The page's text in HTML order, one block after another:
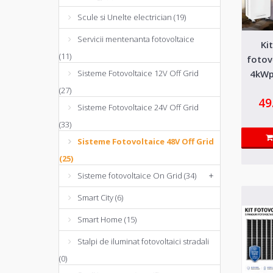
Scule si Unelte electrician (19)
Servicii mentenanta fotovoltaice
(11)
Sisteme Fotovoltaice 12V Off Grid
(27)
Sisteme Fotovoltaice 24V Off Grid
(33)
Sisteme Fotovoltaice 48V Off Grid
(25)
Sisteme fotovoltaice On Grid (34)
+
Smart City (6)
Smart Home (15)
Stalpi de iluminat fotovoltaici stradali
(0)